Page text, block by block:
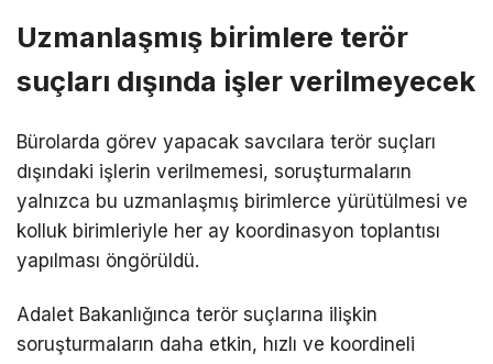
Uzmanlaşmış birimlere terör
suçları dışında işler verilmeyecek
Bürolarda görev yapacak savcılara terör suçları
dışındaki işlerin verilmemesi, soruşturmaların
yalnızca bu uzmanlaşmış birimlerce yürütülmesi ve
kolluk birimleriyle her ay koordinasyon toplantısı
yapılması öngörüldü.
Adalet Bakanlığınca terör suçlarına ilişkin
soruşturmaların daha etkin, hızlı ve koordineli